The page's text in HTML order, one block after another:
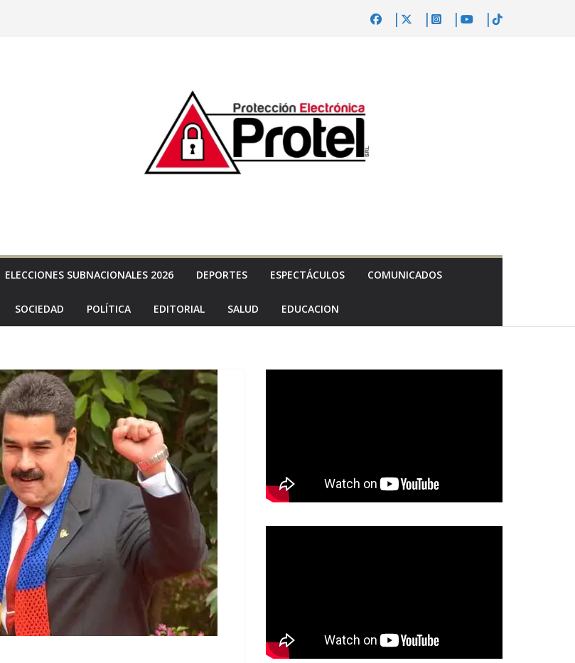
ELECCIONES SUBNACIONALES 2026 DEPORTES ESPECTÁCULOS COMUNICADOS
SOCIEDAD POLÍTICA EDITORIAL SALUD EDUCACION